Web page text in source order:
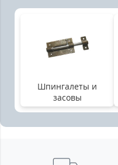
Шпингалеты и
засовы